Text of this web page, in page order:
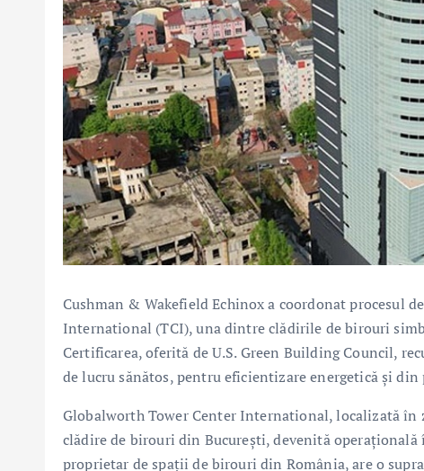
Cushman & Wakefield Echinox a coordonat procesul
International (TCI), una dintre clădirile de birouri
Certificarea, oferită de U.S. Green Building Council,
de lucru sănătos, pentru eficientizare energetică și
Globalworth Tower Center International, localizată în
clădire de birouri din București, devenită
proprietar de spații de birouri din România, are o